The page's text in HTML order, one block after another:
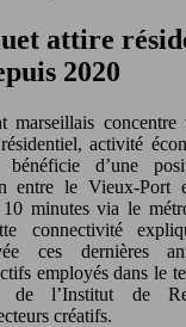
attire
2020
activité
d’une
entre le Vieux-Port
10 minutes via le
connectivité
ces dernières
employés dans le
de l’Institut de
créatifs.